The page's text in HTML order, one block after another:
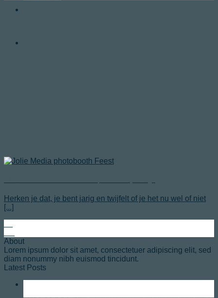
Herken je dat, je bent jarig en twijfelt of je het nu wel of niet
[...]
About
Lorem ipsum dolor sit amet, consectetuer adipiscing elit, sed
diam nonummy nibh euismod tincidunt.
Latest Posts